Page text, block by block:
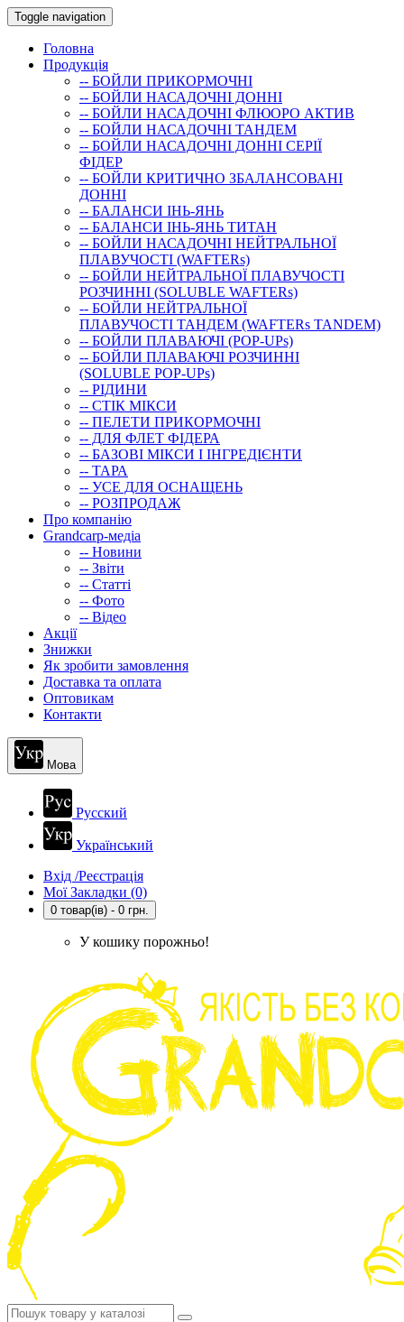
Toggle navigation
Головна
Продукція
-- БОЙЛИ ПРИКОРМОЧНI
-- БОЙЛИ НАСАДОЧНI ДОННI
-- БОЙЛИ НАСАДОЧНІ ФЛЮОРО АКТИВ
-- БОЙЛИ НАСАДОЧНІ ТАНДЕМ
-- БОЙЛИ НАСАДОЧНI ДОННI СЕРIÏ
ФIДЕР
-- БОЙЛИ КРИТИЧНО ЗБАЛАНСОВАНІ
ДОННІ
-- БАЛАНСИ ІНЬ-ЯНЬ
-- БАЛАНСИ ІНЬ-ЯНЬ ТИТАН
-- БОЙЛИ НАСАДОЧНI НЕЙТРАЛЬНОÏ
ПЛАВУЧОСТI (WAFTERs)
-- БОЙЛИ НЕЙТРАЛЬНОЇ ПЛАВУЧОСТІ
РОЗЧИННІ (SOLUBLE WAFTERs)
-- БОЙЛИ НЕЙТРАЛЬНОЇ
ПЛАВУЧОСТІ ТАНДЕМ (WAFTERs TANDEM)
-- БОЙЛИ ПЛАВАЮЧІ (POP-UPs)
-- БОЙЛИ ПЛАВАЮЧI РОЗЧИННI
(SOLUBLE POP-UPs)
-- РIДИНИ
-- СТIК МIКСИ
-- ПЕЛЕТИ ПРИКОРМОЧНІ
-- ДЛЯ ФЛЕТ ФІДЕРА
-- БАЗОВІ МІКСИ І ІНГРЕДІЄНТИ
-- ТАРА
-- УСЕ ДЛЯ ОСНАЩЕНЬ
-- РОЗПРОДАЖ
Про компанію
Grandcarp-медіа
-- Новини
-- Звіти
-- Статті
-- Фото
-- Відео
Акції
Знижки
Як зробити замовлення
Доставка та оплата
Оптовикам
Контакти
Мова
Русский
Український
Вхід /Реєстрація
Мої Закладки (0)
0 товар(ів) - 0 грн.
У кошику порожньо!